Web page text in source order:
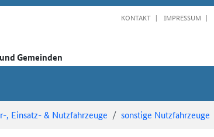
KONTAKT IMPRESSUM
Gemeinden
, Einsatz- & Nutzfahrzeuge sonstige Nutzfahrzeuge